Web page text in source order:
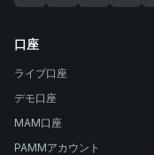
口座
ライブ口座
デモ口座
MAM口座
PAMMアカウント